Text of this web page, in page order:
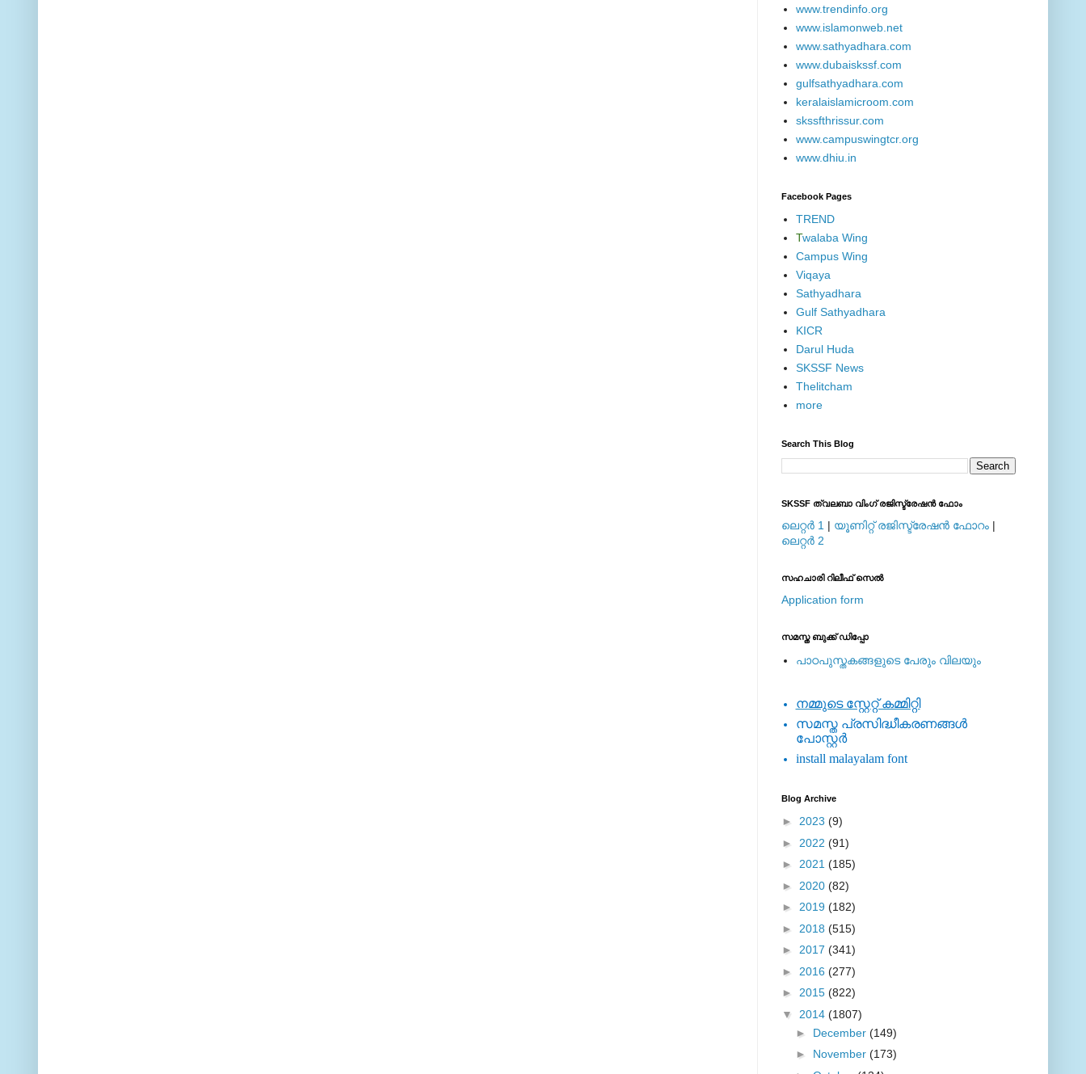
www.trendinfo.org
www.islamonweb.net
www.sathyadhara.com
www.dubaiskssf.com
gulfsathyadhara.com
keralaislamicroom.com
skssfthrissur.com
www.campuswingtcr.org
www.dhiu.in
Facebook Pages
TREND
Twalaba Wing
Campus Wing
Viqaya
Sathyadhara
Gulf Sathyadhara
KICR
Darul Huda
SKSSF News
Thelitcham
more
Search This Blog
SKSSF ത്വലബാ വിംഗ് രജിസ്ട്രേഷന്‍ ഫോം
ലെറ്റര്‍ 1 | യൂണിറ്റ് രജിസ്ട്രേഷന്‍ ഫോറം |
ലെറ്റര്‍ 2
സഹചാരി റിലീഫ് സെല്‍
Application form
സമസ്ത ബുക്ക് ഡിപ്പോ
പാഠപുസ്തകങ്ങളുടെ പേരും വിലയും
നമ്മുടെ സ്റ്റേറ്റ് കമ്മിറ്റി
സമസ്ത പ്രസിദ്ധീകരണങ്ങള്‍
പോസ്റ്റര്‍
install malayalam font
Blog Archive
► 2023 (9)
► 2022 (91)
► 2021 (185)
► 2020 (82)
► 2019 (182)
► 2018 (515)
► 2017 (341)
► 2016 (277)
► 2015 (822)
▼ 2014 (1807)
► December (149)
► November (173)